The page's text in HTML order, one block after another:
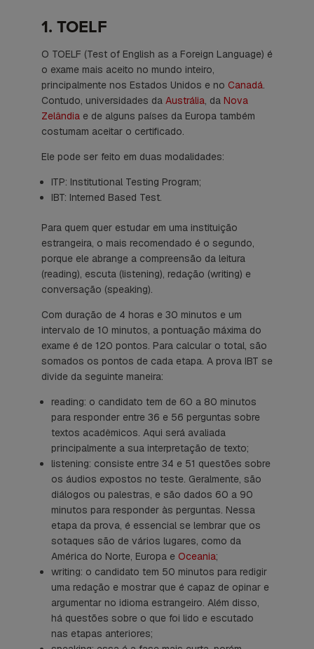
1. TOELF
O TOELF (Test of English as a Foreign Language) é
o exame mais aceito no mundo inteiro,
principalmente nos Estados Unidos e no Canadá.
Contudo, universidades da Austrália, da Nova
Zelândia e de alguns países da Europa também
costumam aceitar o certificado.
Ele pode ser feito em duas modalidades:
ITP: Institutional Testing Program;
IBT: Interned Based Test.
Para quem quer estudar em uma instituição
estrangeira, o mais recomendado é o segundo,
porque ele abrange a compreensão da leitura
(reading), escuta (listening), redação (writing) e
conversação (speaking).
Com duração de 4 horas e 30 minutos e um
intervalo de 10 minutos, a pontuação máxima do
exame é de 120 pontos. Para calcular o total, são
somados os pontos de cada etapa. A prova IBT se
divide da seguinte maneira:
reading: o candidato tem de 60 a 80 minutos
para responder entre 36 e 56 perguntas sobre
textos acadêmicos. Aqui será avaliada
principalmente a sua interpretação de texto;
listening: consiste entre 34 e 51 questões sobre
os áudios expostos no teste. Geralmente, são
diálogos ou palestras, e são dados 60 a 90
minutos para responder às perguntas. Nessa
etapa da prova, é essencial se lembrar que os
sotaques são de vários lugares, como da
América do Norte, Europa e Oceania;
writing: o candidato tem 50 minutos para redigir
uma redação e mostrar que é capaz de opinar e
argumentar no idioma estrangeiro. Além disso,
há questões sobre o que foi lido e escutado
nas etapas anteriores;